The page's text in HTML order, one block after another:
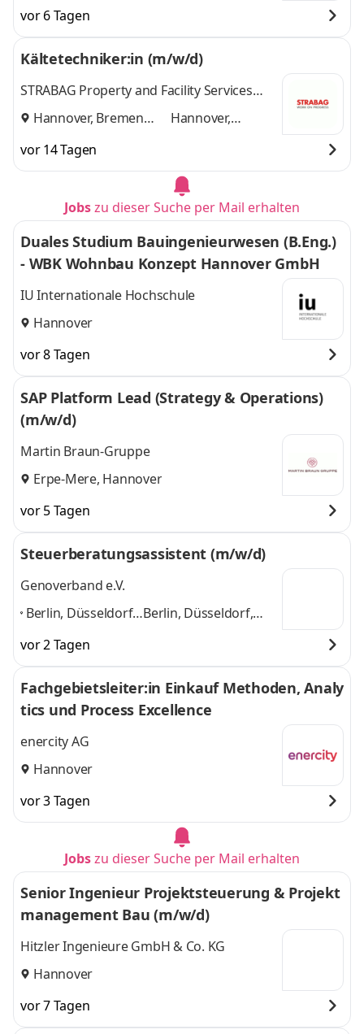
vor 6 Tagen
Kältetechniker:in (m/w/d)
STRABAG Property and Facility Services
GmbH
Hannover, Bremen
Hannover,
vor 14 Tagen
Jobszu dieser Suche per Mail erhalten
Duales Studium Bauingenieurwesen (B.Eng.)
- WBK Wohnbau Konzept Hannover GmbH
IU Internationale Hochschule
Hannover
vor 8 Tagen
SAP Platform Lead (Strategy & Operations)
(m/w/d)
Martin Braun-Gruppe
Erpe-Mere, Hannover
vor 5 Tagen
Steuerberatungsassistent (m/w/d)
Genoverband e.V.
Berlin, Düsseldorf,
Hannover, Leipzig,
Neu-Isenburg,
Rendsburg,
Schwerin ,
Berlin, Düsseldorf,
Rendsburg, Schwerin
und 6 weitere
vor 2 Tagen
Fachgebietsleiter:in Einkauf Methoden, Analy
tics und Process Excellence
enercity AG
Hannover
vor 3 Tagen
Jobszu dieser Suche per Mail erhalten
Senior Ingenieur Projektsteuerung & Projekt
management Bau (m/w/d)
Hitzler Ingenieure GmbH & Co. KG
Hannover
vor 7 Tagen